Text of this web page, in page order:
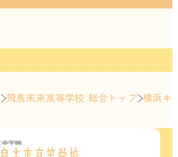
飛鳥未来高等学校 総合トップ 横浜キ